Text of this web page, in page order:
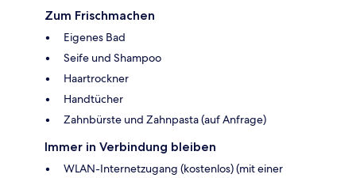
Zum Frischmachen
Eigenes Bad
Seife und Shampoo
Haartrockner
Handtücher
Zahnbürste und Zahnpasta (auf Anfrage)
Immer in Verbindung bleiben
WLAN-Internetzugang (kostenlos) (mit einer